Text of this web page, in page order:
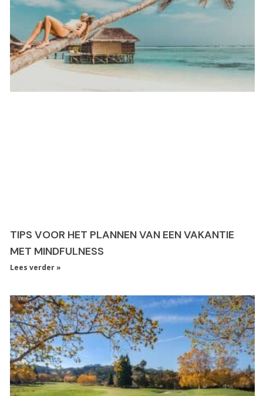
TIPS VOOR HET PLANNEN VAN EEN VAKANTIE
MET MINDFULNESS
Lees verder »